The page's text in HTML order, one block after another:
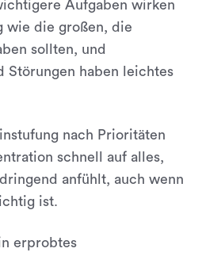
Aufgaben wirken
wie die großen, die
sollten, und
Störungen haben leichtes
nach Prioritäten
schnell auf alles,
anfühlt, auch wenn
ist.
erprobtes